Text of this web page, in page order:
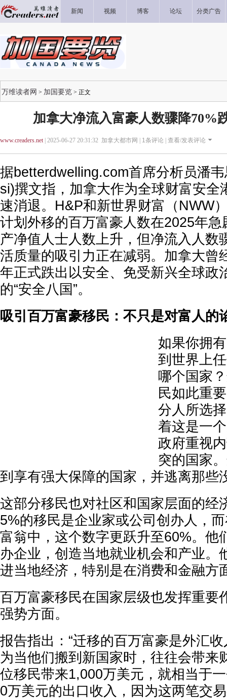
新闻 视频 博客 论坛 分类广告
万维读者网 > 加国要览 > 正文
加拿大净流入富豪人数骤降70%
www.creaders.net| 2025-06-27 20:31:32 加拿大都市网 | 1条评论 | 查看/发表评论
据betterdwelling.com首席分析员潘
si)撰文指，加拿大作为全球财富安全
速消退。H&P和新世界财富（NWW
计划外移的百万富豪人数在2025年
产净值人士人数上升，但净流入人数
活质量的吸引力正在减弱。加拿大曾
年正式跌出以安全、免受新兴全球政
的“安全八国”。
吸引百万富豪移民：不只是对富人的
如果你拥
到世界上
哪个国家
民如此重
分人所选
着这是一
政府重视
突的国家
到享有强大保障的国家，并逃离那些
这部分移民也对社区和国家层面的经
5%的移民是企业家或公司创办人，
富翁中，这个数字更跃升至60%。他
办企业，创造当地就业机会和产业。
进当地经济，特别是在消费和金融方
百万富豪移民在国家层级也发挥重要
强势方面。
报告指出：“迁移的百万富豪是外汇
为当他们搬到新国家时，往往会带来
位移民带来1,000万美元，就相当于
0万美元的出口收入，因为这两笔交